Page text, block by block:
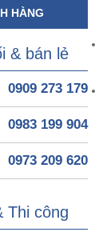
HÀNG
& bán lẻ
0909 273 179
0983 199 904
0973 209 620
Thi công